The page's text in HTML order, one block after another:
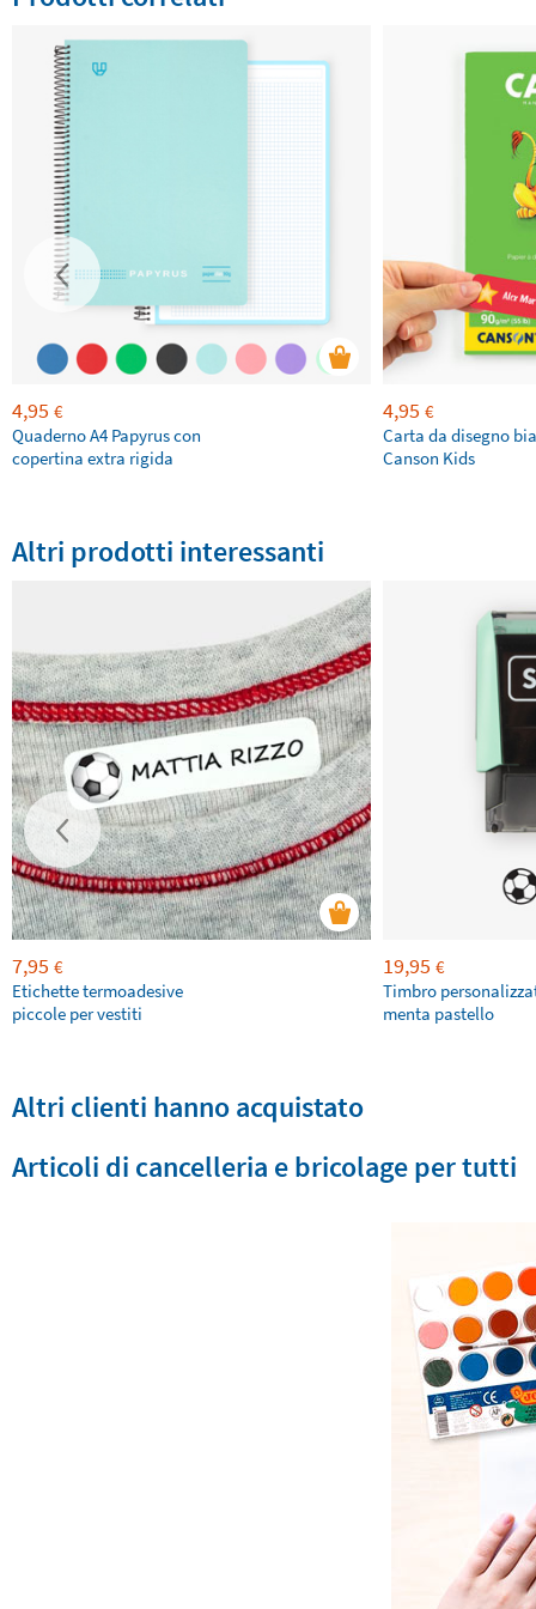
4,95 €
Quaderno A4 Papyrus con
copertina extra rigida
4,95 €
Carta da disegno
Canson Kids
Altri prodotti interessanti
7,95 €
Etichette termoadesive
piccole per vestiti
19,95 €
Timbro
menta pastello
Altri clienti hanno acquistato
Articoli di cancelleria e bricolage per tutti